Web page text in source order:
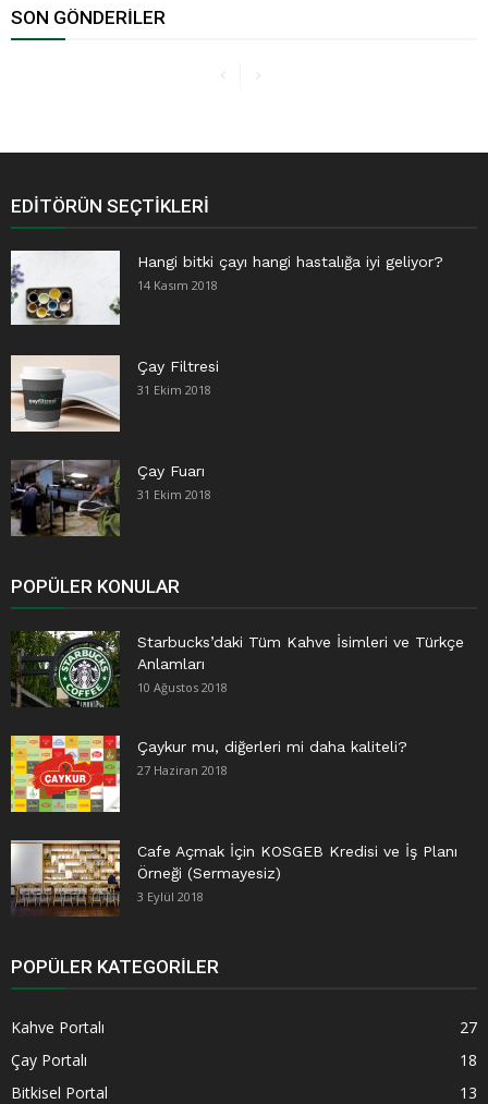
SON GÖNDERILER
EDITÖRÜN SEÇTIKLERI
Hangi bitki çayı hangi hastalığa iyi geliyor?
14 Kasım 2018
Çay Filtresi
31 Ekim 2018
Çay Fuarı
31 Ekim 2018
POPÜLER KONULAR
Starbucks’daki Tüm Kahve İsimleri ve Türkçe
Anlamları
10 Ağustos 2018
Çaykur mu, diğerleri mi daha kaliteli?
27 Haziran 2018
Cafe Açmak İçin KOSGEB Kredisi ve İş Planı
Örneği (Sermayesiz)
3 Eylül 2018
POPÜLER KATEGORILER
Kahve Portalı
27
Çay Portalı
18
Bitkisel Portal
13